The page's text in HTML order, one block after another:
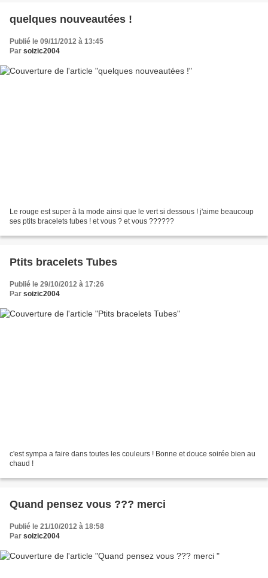
quelques nouveautées !
Publié le 09/11/2012 à 13:45
Par soizic2004
Le rouge est super à la mode ainsi que le vert si dessous ! j'aime beaucoup
ses ptits bracelets tubes ! et vous ? et vous ??????
Ptits bracelets Tubes
Publié le 29/10/2012 à 17:26
Par soizic2004
c'est sympa a faire dans toutes les couleurs ! Bonne et douce soirée bien au
chaud !
Quand pensez vous ??? merci
Publié le 21/10/2012 à 18:58
Par soizic2004